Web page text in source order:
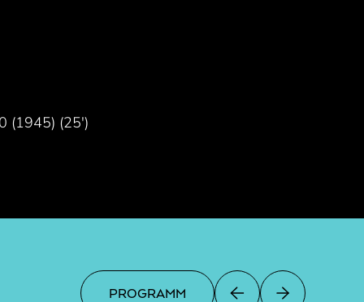
(1945) (25′)
PROGRAMM